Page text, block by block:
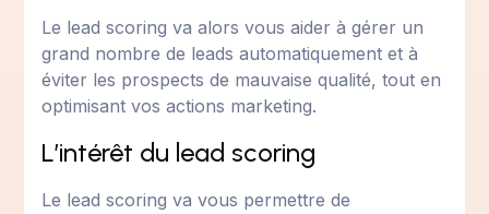
Le lead scoring va alors vous aider à gérer un
grand nombre de leads automatiquement et à
éviter les prospects de mauvaise qualité, tout en
optimisant vos actions marketing.
L’intérêt du lead scoring
Le lead scoring va vous permettre de